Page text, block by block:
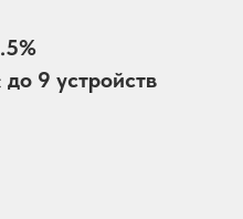
до 9 устройств